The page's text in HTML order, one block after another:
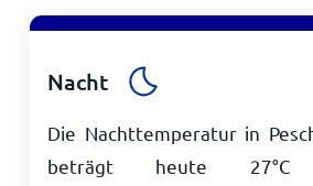
Nacht
Die Nachttemperatur in
beträgt heute 27°C